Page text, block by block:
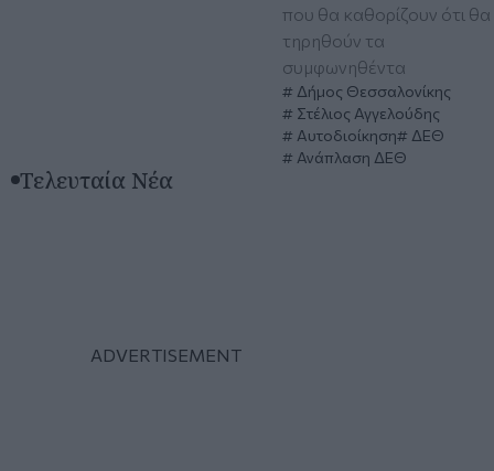
που θα καθορίζουν ότι θα
τηρηθούν τα
συμφωνηθέντα
Δήμος Θεσσαλονίκης
Στέλιος Αγγελούδης
Αυτοδιοίκηση
ΔΕΘ
Ανάπλαση ΔΕΘ
Τελευταία Νέα